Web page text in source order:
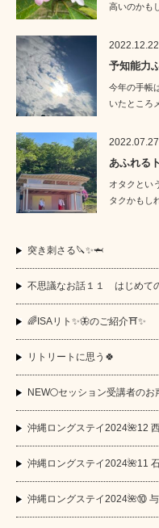
高いのかも
2022.12.22
予知能力
今年の手帳
いたところ
2022.07.27
あふれる
オタクとい
タクかもし
突き刺さる🔪✨🦈
不思議なお話１１ はじめて
🌈ISAリト✨🦋のご紹介⛩️✨
リトリートに思う🍀
NEW🌕セッション受講者のお
沖縄ロングステイ2024🌺12
沖縄ロングステイ2024🌺11
沖縄ロングステイ2024🌺⑩